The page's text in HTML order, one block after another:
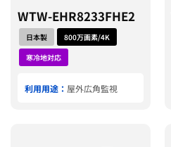
WTW-EHR8233FHE2
日本製
800万画素/4K
寒冷地対応
利用用途： 屋外広角監視